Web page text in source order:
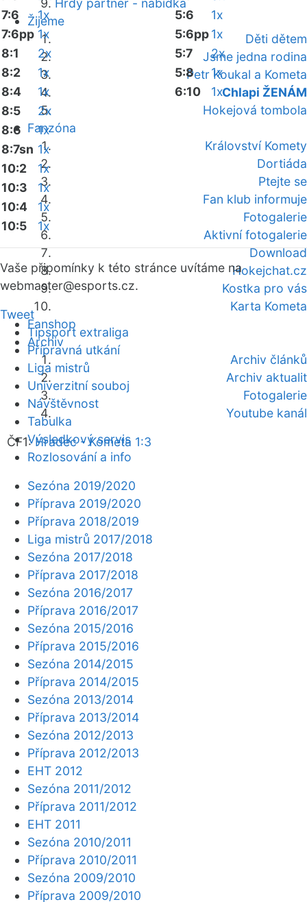
Hrdý partner - nabídka
Žijeme
Děti dětem
Jsme jedna rodina
Petr Koukal a Kometa
Chlapi ŽENÁM
Hokejová tombola
Fanzóna
Království Komety
Dortiáda
Ptejte se
Fan klub informuje
Fotogalerie
Aktivní fotogalerie
Download
Hokejchat.cz
Kostka pro vás
Karta Kometa
Fanshop
Archiv
Archiv článků
Archiv aktualit
Fotogalerie
Youtube kanál
ČF1:Hradec - Kometa 1:3
7:6
1x
7:6pp 1x
8:1
2x
8:2
1x
8:4
1x
8:5
2x
8:6
1x
8:7sn 1x
10:2
1x
10:3
1x
10:4
1x
10:5
1x
5:6
1x
5:6pp1x
5:7
2x
5:8
1x
6:10
1x
Vaše připomínky k této stránce uvítáme na
webmaster@esports.cz.
Tweet
Tipsport extraliga
Přípravná utkání
Liga mistrů
Univerzitní souboj
Návštěvnost
Tabulka
Výsledkový servis
Rozlosování a info
Sezóna 2019/2020
Příprava 2019/2020
Příprava 2018/2019
Liga mistrů 2017/2018
Sezóna 2017/2018
Příprava 2017/2018
Sezóna 2016/2017
Příprava 2016/2017
Sezóna 2015/2016
Příprava 2015/2016
Sezóna 2014/2015
Příprava 2014/2015
Sezóna 2013/2014
Příprava 2013/2014
Sezóna 2012/2013
Příprava 2012/2013
EHT 2012
Sezóna 2011/2012
Příprava 2011/2012
EHT 2011
Sezóna 2010/2011
Příprava 2010/2011
Sezóna 2009/2010
Příprava 2009/2010